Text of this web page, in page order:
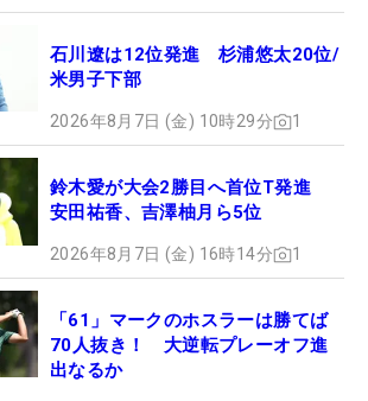
石川遼は12位発進 杉浦悠太20位/
米男子下部
2026年8月7日 (金) 10時29分 1
鈴木愛が大会2勝目へ首位T発進
安田祐香、吉澤柚月ら5位
2026年8月7日 (金) 16時14分 1
「61」マークのホスラーは勝てば
70人抜き！ 大逆転プレーオフ進
出なるか